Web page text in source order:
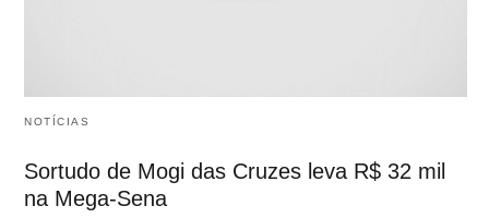
NOTÍCIAS
Sortudo de Mogi das Cruzes leva R$ 32 mil
na Mega-Sena